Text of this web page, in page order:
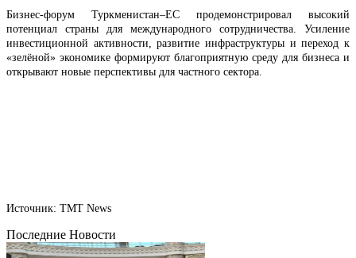
Бизнес-форум Туркменистан–ЕС продемонстрировал высокий
потенциал страны для международного сотрудничества. Усиление
инвестиционной активности, развитие инфраструктуры и переход к
«зелёной» экономике формируют благоприятную среду для бизнеса и
открывают новые перспективы для частного сектора.
Источник: TMT News
Последние Новости